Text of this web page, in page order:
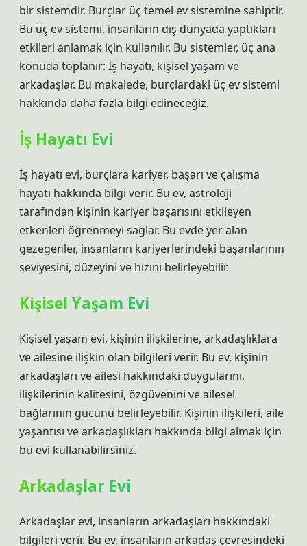
bir sistemdir. Burçlar üç temel ev sistemine sahiptir.
Bu üç ev sistemi, insanların dış dünyada yaptıkları
etkileri anlamak için kullanılır. Bu sistemler, üç ana
konuda toplanır: İş hayatı, kişisel yaşam ve
arkadaşlar. Bu makalede, burçlardaki üç ev sistemi
hakkında daha fazla bilgi edineceğiz.
İş Hayatı Evi
İş hayatı evi, burçlara kariyer, başarı ve çalışma
hayatı hakkında bilgi verir. Bu ev, astroloji
tarafından kişinin kariyer başarısını etkileyen
etkenleri öğrenmeyi sağlar. Bu evde yer alan
gezegenler, insanların kariyerlerindeki başarılarının
seviyesini, düzeyini ve hızını belirleyebilir.
Kişisel Yaşam Evi
Kişisel yaşam evi, kişinin ilişkilerine, arkadaşlıklara
ve ailesine ilişkin olan bilgileri verir. Bu ev, kişinin
arkadaşları ve ailesi hakkındaki duygularını,
ilişkilerinin kalitesini, özgüvenini ve ailesel
bağlarının gücünü belirleyebilir. Kişinin ilişkileri, aile
yaşantısı ve arkadaşlıkları hakkında bilgi almak için
bu evi kullanabilirsiniz.
Arkadaşlar Evi
Arkadaşlar evi, insanların arkadaşları hakkındaki
bilgileri verir. Bu ev, insanların arkadaş çevresindeki